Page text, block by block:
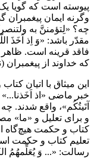
پيوسته است كه گويا
وگرنه ايمان پيغمبران
چه؟ «لِتؤمننَّ به
مقدّر باشد: «وَ اِذ اَخَذَ
فاقد قرينه است. ظاهر
كه خداوند از
اين ميثاق با اتيان
خبر ماضى «اذ
آتَيتُكُم»، واقع شدند.
و براى تعليل و «ما»
كتاب و حكمت هيچ‌گاه
تعليم كتاب و حكمت
رسالت: «... وَ يُعَلِّمهُمُ